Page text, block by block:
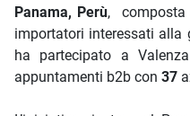
Panama, Perù, composta
importatori interessati alla
ha partecipato a
appuntamenti b2b con 37